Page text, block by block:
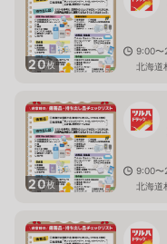
20枚
9:00〜
北海道
20枚
9:00〜
北海道